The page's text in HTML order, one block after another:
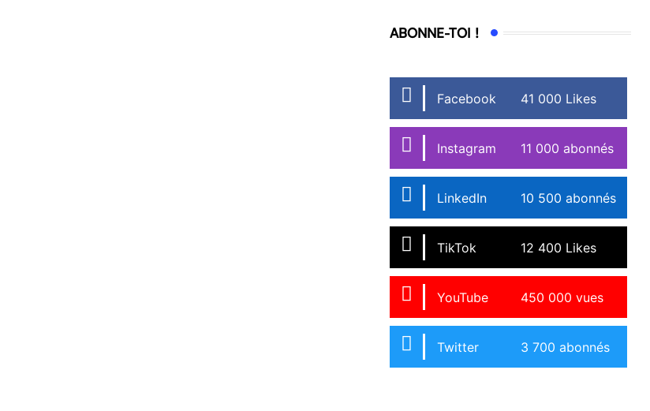
ABONNE-TOI !
Facebook 41 000 Likes
Instagram 11 000 abonnés
LinkedIn 10 500 abonnés
TikTok 12 400 Likes
YouTube 450 000 vues
Twitter 3 700 abonnés